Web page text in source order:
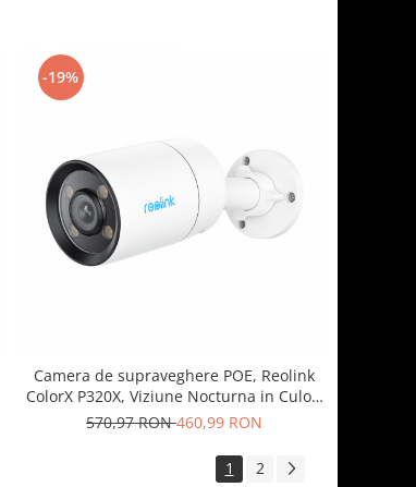
-19%
Camera de supraveghere POE, Reolink
ColorX P320X, Viziune Nocturna in Culori
Reale, Apertura Super F1.0, Lumina Calda
Persoana/Vehicul/Pet, rezolutie 4MP
570,97 RON460,99 RON
1 2